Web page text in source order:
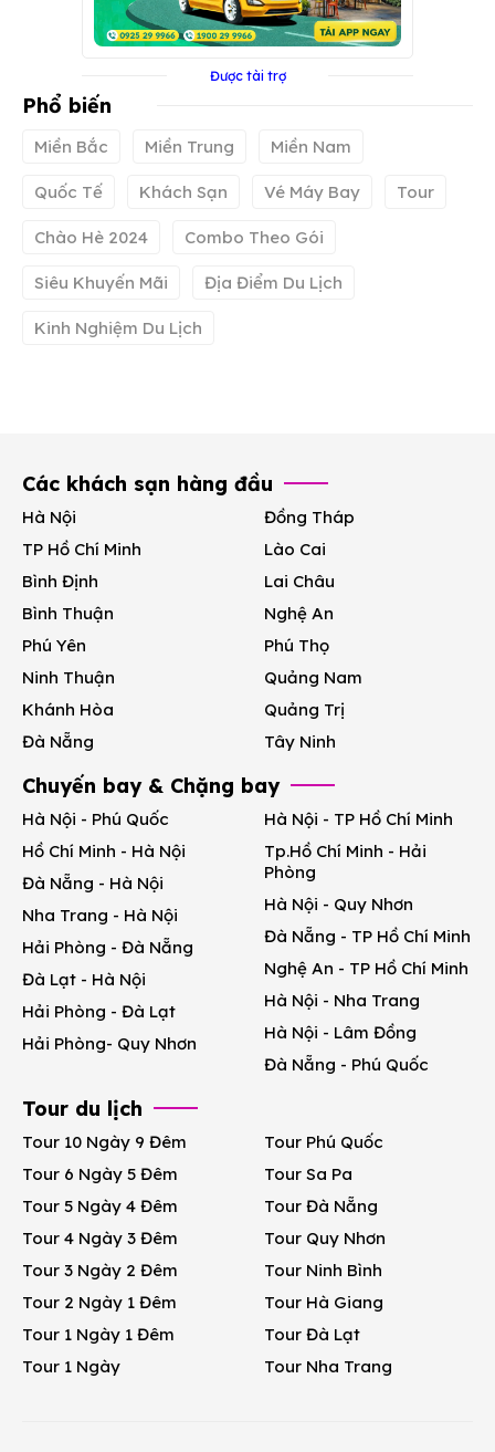
Được tài trợ
Phổ biến
Miền Bắc Miền Trung Miền Nam
Quốc Tế Khách Sạn Vé Máy Bay Tour
Chào Hè 2024 Combo Theo Gói
Siêu Khuyến Mãi Địa Điểm Du Lịch
Kinh Nghiệm Du Lịch
Các khách sạn hàng đầu
Hà Nội
TP Hồ Chí Minh
Bình Định
Bình Thuận
Phú Yên
Ninh Thuận
Khánh Hòa
Đà Nẵng
Đồng Tháp
Lào Cai
Lai Châu
Nghệ An
Phú Thọ
Quảng Nam
Quảng Trị
Tây Ninh
Chuyến bay & Chặng bay
Hà Nội - Phú Quốc
Hồ Chí Minh - Hà Nội
Đà Nẵng - Hà Nội
Nha Trang - Hà Nội
Hải Phòng - Đà Nẵng
Đà Lạt - Hà Nội
Hải Phòng - Đà Lạt
Hải Phòng- Quy Nhơn
Hà Nội - TP Hồ Chí Minh
Tp.Hồ Chí Minh - Hải
Phòng
Hà Nội - Quy Nhơn
Đà Nẵng - TP Hồ Chí Minh
Nghệ An - TP Hồ Chí Minh
Hà Nội - Nha Trang
Hà Nội - Lâm Đồng
Đà Nẵng - Phú Quốc
Tour du lịch
Tour 10 Ngày 9 Đêm
Tour 6 Ngày 5 Đêm
Tour 5 Ngày 4 Đêm
Tour 4 Ngày 3 Đêm
Tour 3 Ngày 2 Đêm
Tour 2 Ngày 1 Đêm
Tour 1 Ngày 1 Đêm
Tour 1 Ngày
Tour Phú Quốc
Tour Sa Pa
Tour Đà Nẵng
Tour Quy Nhơn
Tour Ninh Bình
Tour Hà Giang
Tour Đà Lạt
Tour Nha Trang